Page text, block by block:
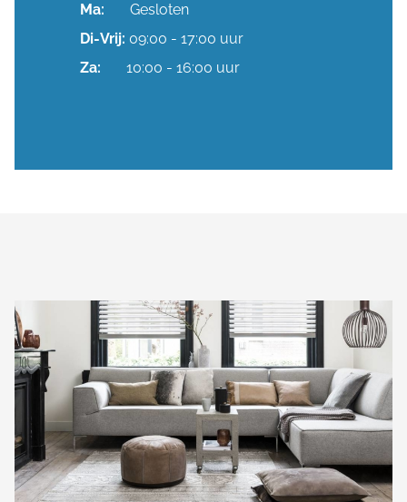
Ma: Gesloten
Di-Vrij: 09:00 - 17:00 uur
Za: 10:00 - 16:00 uur